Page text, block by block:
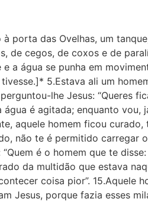
porta das Ovelhas, um
de cegos, de coxos e de
a água se punha em
5.Estava ali um
lhe Jesus: “Queres
água é agitada; enquanto vou,
aquele homem ficou curado,
não te é permitido carregar
é o homem que te
da multidão que estava
coisa pior”. 15.Aquele
Jesus, porque fazia esses